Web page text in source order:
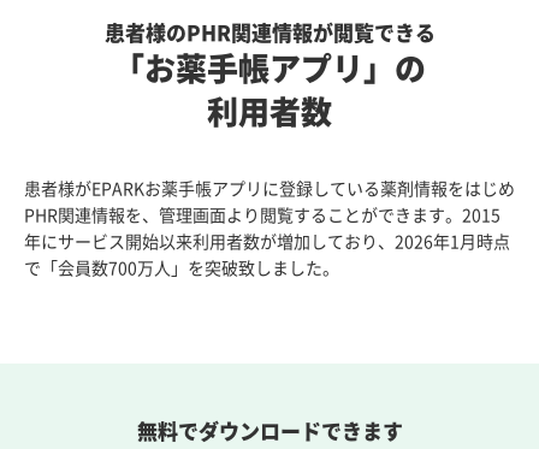
患者様のPHR関連情報が閲覧できる
「お薬手帳アプリ」の
利用者数
患者様がEPARKお薬手帳アプリに登録している薬剤情報をはじめ
PHR関連情報を、管理画面より閲覧することができます。2015
年にサービス開始以来利用者数が増加しており、2026年1月時点
で「会員数700万人」を突破致しました。
無料でダウンロードできます